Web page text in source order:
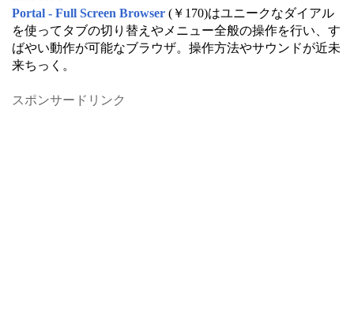
Portal - Full Screen Browser (￥170)はユニークなダイアル
を使ってタブの切り替えやメニュー全般の操作を行い、す
ばやい動作が可能なブラウザ。操作方法やサウンドが近未
来ちっく。
スポンサードリンク